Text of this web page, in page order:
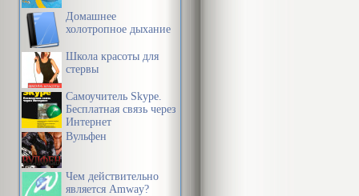
Домашнее
холотропное дыхание
Школа красоты для
стервы
Самоучитель Skype.
Бесплатная связь через
Интернет
Вульфен
Чем действительно
является Amway?